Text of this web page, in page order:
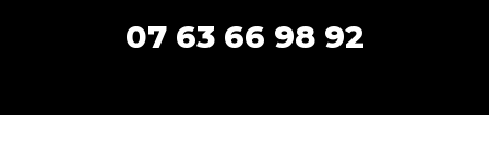
07 63 66 98 92